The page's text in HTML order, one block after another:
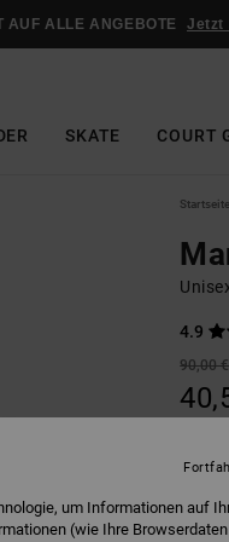
AUF ALLE ANGEBOTE Jetzt
SKATE COURT
Startseite
4.9
90,00 €
Farbe
um Informationen auf
(wie Ihre